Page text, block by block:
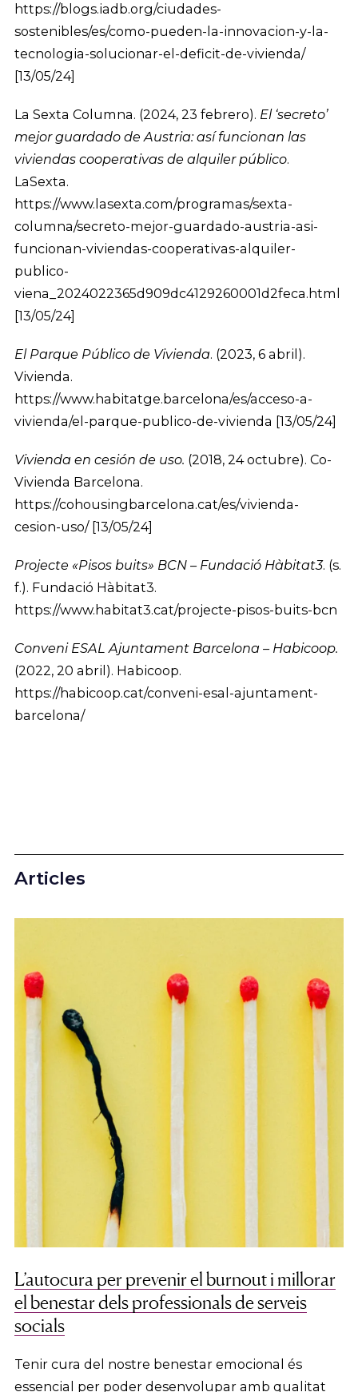
https://blogs.iadb.org/ciudades-
sostenibles/es/como-pueden-la-innovacion-y-la-
tecnologia-solucionar-el-deficit-de-vivienda/
[13/05/24]
La Sexta Columna. (2024, 23 febrero). El ‘secreto’
mejor guardado de Austria: así funcionan las
viviendas cooperativas de alquiler público.
LaSexta.
https://www.lasexta.com/programas/sexta-
columna/secreto-mejor-guardado-austria-asi-
funcionan-viviendas-cooperativas-alquiler-
publico-
viena_2024022365d909dc4129260001d2feca.html
[13/05/24]
El Parque Público de Vivienda. (2023, 6 abril).
Vivienda.
https://www.habitatge.barcelona/es/acceso-a-
vivienda/el-parque-publico-de-vivienda [13/05/24]
Vivienda en cesión de uso. (2018, 24 octubre). Co-
Vivienda Barcelona.
https://cohousingbarcelona.cat/es/vivienda-
cesion-uso/ [13/05/24]
Projecte «Pisos buits» BCN – Fundació Hàbitat3. (s.
f.). Fundació Hàbitat3.
https://www.habitat3.cat/projecte-pisos-buits-bcn
Conveni ESAL Ajuntament Barcelona – Habicoop.
(2022, 20 abril). Habicoop.
https://habicoop.cat/conveni-esal-ajuntament-
barcelona/
Articles
L’autocura per prevenir el burnout i millorar
el benestar dels professionals de serveis
socials
Tenir cura del nostre benestar emocional és
essencial per poder desenvolupar amb qualitat